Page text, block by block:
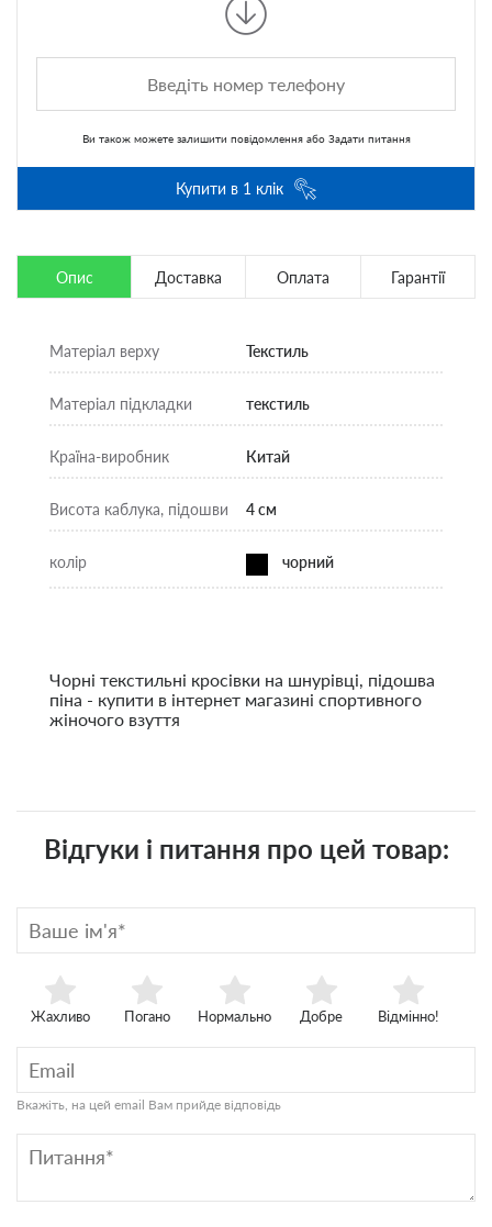
Ви також можете залишити повідомленняабо Задати питання
Купити в 1 клік
Опис Доставка Оплата Гарантії
Матеріал верху Текстиль
Матеріал підкладки текстиль
Країна-виробник Китай
Висота каблука, підошви 4 см
колір чорний
Чорні текстильні кросівки на шнурівці, підошва
піна - купити в інтернет магазині спортивного
жіночого взуття
Відгуки і питання про цей товар:
Жахливо Погано Нормально Добре Відмінно!
Вкажіть, на цей email Вам прийде відповідь